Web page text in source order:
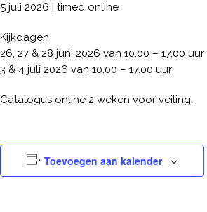
5 juli 2026 | timed online
Kijkdagen
26, 27 & 28 juni 2026 van 10.00 – 17.00 uur
3 & 4 juli 2026 van 10.00 – 17.00 uur
Catalogus online 2 weken voor veiling.
Toevoegen aan kalender